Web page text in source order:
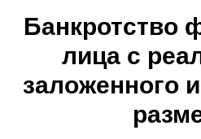
Банкротство
лица с
заложенного